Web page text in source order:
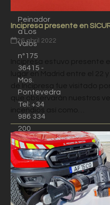
Incipresa presente en
26 abril 2022
Peinador
a Los
Valos
nº175
36415 -
Mos.
Pontevedra
Tel: +34
986 334
200
Fax: +34
986 331
529
info@incipresa.com